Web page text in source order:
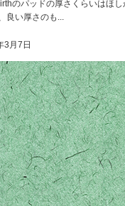
のパッドの厚さくらいはほし
良い厚さのも...
3月7日